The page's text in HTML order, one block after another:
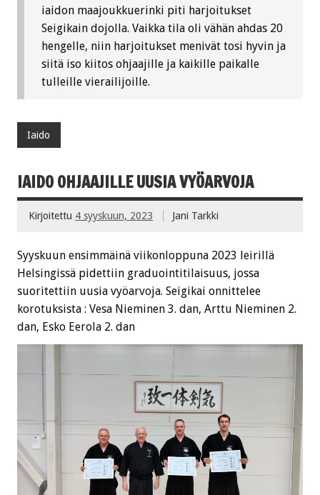
iaidon maajoukkuerinki piti harjoitukset
Seigikain dojolla. Vaikka tila oli vähän ahdas 20
hengelle, niin harjoitukset menivät tosi hyvin ja
siitä iso kiitos ohjaajille ja kaikille paikalle
tulleille vierailijoille.
Iaido
IAIDO OHJAAJILLE UUSIA VYÖARVOJA
Kirjoitettu 4 syyskuun, 2023 Jani Tarkki
Syyskuun ensimmäinä viikonloppuna 2023 leirillä
Helsingissä pidettiin graduointitilaisuus, jossa
suoritettiin uusia vyöarvoja. Seigikai onnittelee
korotuksista : Vesa Nieminen 3. dan, Arttu Nieminen 2.
dan, Esko Eerola 2. dan